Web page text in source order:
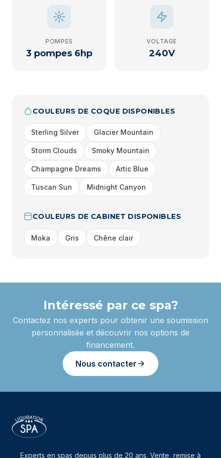
POMPES
3 pompes 6hp
VOLTAGE
240V
COULEURS DE COQUE DISPONIBLES
Sterling Silver Glacier Mountain
Storm Clouds Smoky Mountain
Champagne Dreams Artic Blue
Tuscan Sun Midnight Canyon
COULEURS DE CABINET DISPONIBLES
Moka Gris Chêne clair
Intéressé par ce spa?
Contactez nos experts pour obtenir une soumission
personnalisée et découvrir nos options de
financement.
Nous contacter
Experts en spas depuis plus de 20 ans. Vente, remise à